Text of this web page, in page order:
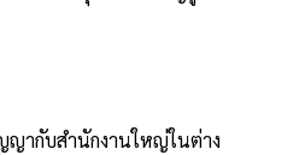
ญากับสำนักงานใหญ่ในต่าง